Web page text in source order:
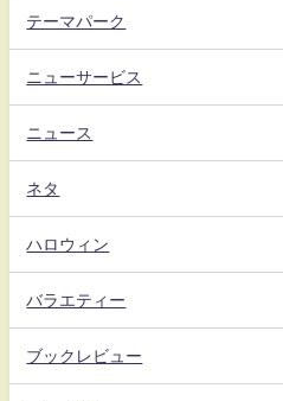
テーマパーク
ニューサービス
ニュース
ネタ
ハロウィン
バラエティー
ブックレビュー